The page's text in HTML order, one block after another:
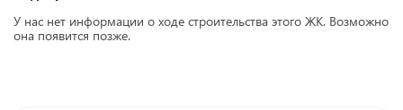
У нас нет информации о ходе строительства этого ЖК. Возможно
она появится позже.